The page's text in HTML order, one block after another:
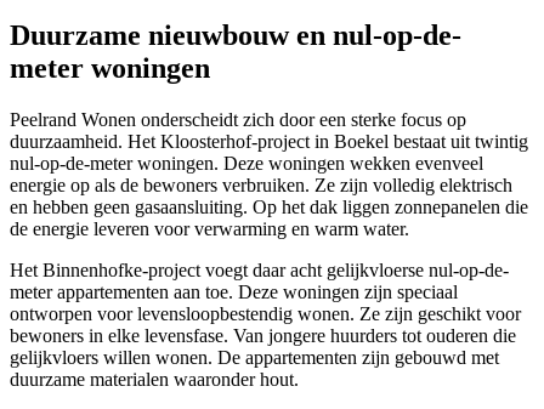
Duurzame nieuwbouw en nul-op-de-
meter woningen
Peelrand Wonen onderscheidt zich door een sterke focus op
duurzaamheid. Het Kloosterhof-project in Boekel bestaat uit twintig
nul-op-de-meter woningen. Deze woningen wekken evenveel
energie op als de bewoners verbruiken. Ze zijn volledig elektrisch
en hebben geen gasaansluiting. Op het dak liggen zonnepanelen die
de energie leveren voor verwarming en warm water.
Het Binnenhofke-project voegt daar acht gelijkvloerse nul-op-de-
meter appartementen aan toe. Deze woningen zijn speciaal
ontworpen voor levensloopbestendig wonen. Ze zijn geschikt voor
bewoners in elke levensfase. Van jongere huurders tot ouderen die
gelijkvloers willen wonen. De appartementen zijn gebouwd met
duurzame materialen waaronder hout.